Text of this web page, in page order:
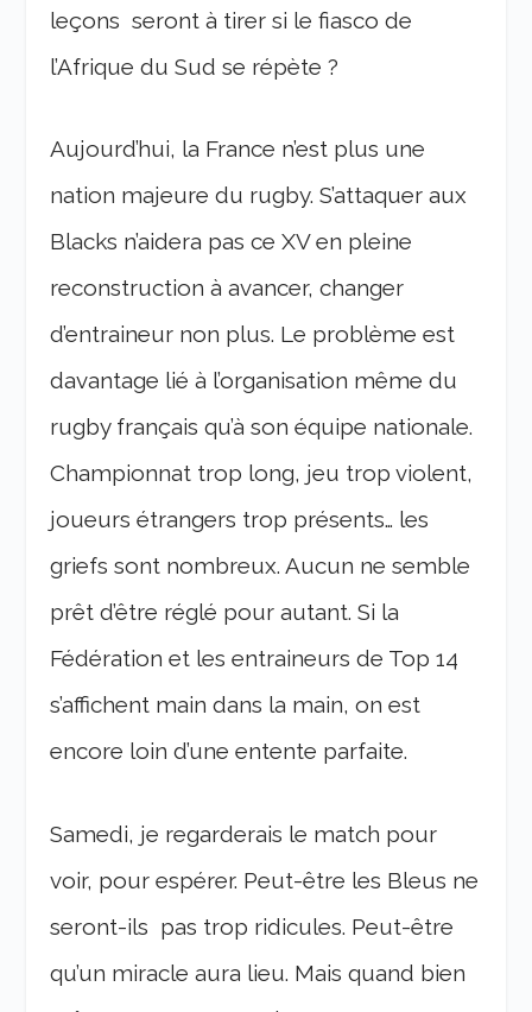
leçons seront à tirer si le fiasco de
l’Afrique du Sud se répète ?
Aujourd’hui, la France n’est plus une
nation majeure du rugby. S’attaquer aux
Blacks n’aidera pas ce XV en pleine
reconstruction à avancer, changer
d’entraineur non plus. Le problème est
davantage lié à l’organisation même du
rugby français qu’à son équipe nationale.
Championnat trop long, jeu trop violent,
joueurs étrangers trop présents… les
griefs sont nombreux. Aucun ne semble
prêt d’être réglé pour autant. Si la
Fédération et les entraineurs de Top 14
s’affichent main dans la main, on est
encore loin d’une entente parfaite.
Samedi, je regarderais le match pour
voir, pour espérer. Peut-être les Bleus ne
seront-ils pas trop ridicules. Peut-être
qu’un miracle aura lieu. Mais quand bien